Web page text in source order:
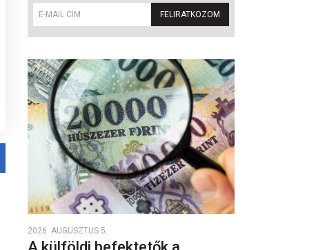
FELIRATKOZOM
2026. AUGUSZTUS 5.